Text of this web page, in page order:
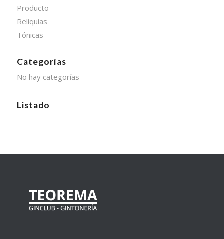
Producto
Reliquias
Tónicas
Categorías
No hay categorías
Listado